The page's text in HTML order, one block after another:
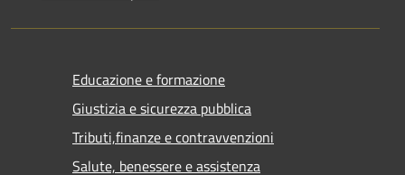
Educazione e formazione
Giustizia e sicurezza pubblica
Tributi,finanze e contravvenzioni
Salute, benessere e assistenza